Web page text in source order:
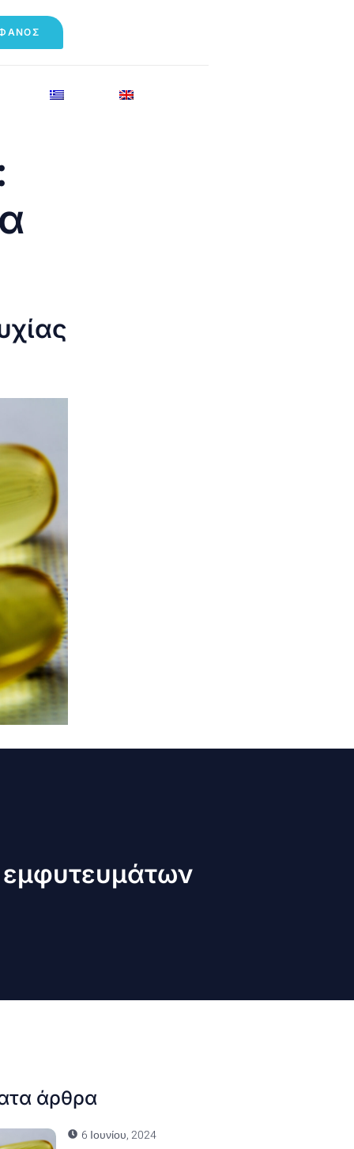
εμφυτευμάτων
άρθρα
6 Ιουνίου, 2024